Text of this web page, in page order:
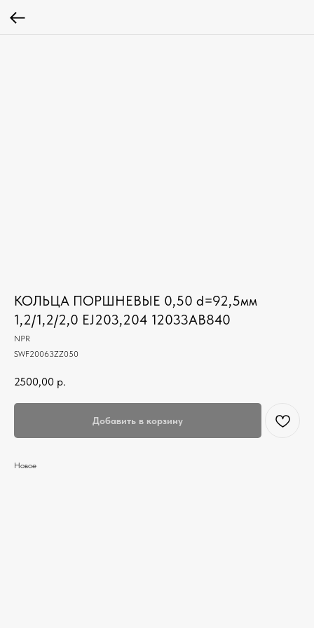
КОЛЬЦА ПОРШНЕВЫЕ 0,50 d=92,5мм
1,2/1,2/2,0 EJ203,204 12033AB840
NPR
SWF20063ZZ050
2500,00 р.
Добавить в корзину
Новое